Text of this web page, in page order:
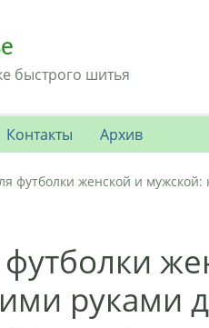
быстрого шитья
Контакты Архив
футболки женской и
руками